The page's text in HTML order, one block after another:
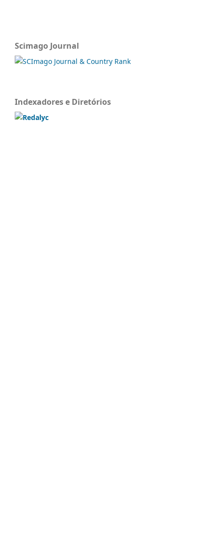
Scimago Journal
Indexadores e Diretórios